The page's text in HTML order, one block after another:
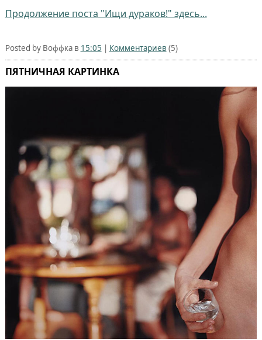
Продолжение поста "Ищи дураков!" здесь...
Posted by Воффка в 15:05 | Комментариев (5)
ПЯТНИЧНАЯ КАРТИНКА